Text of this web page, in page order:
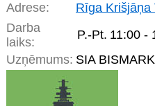
Adrese:
Rīga Krišjāņa
Darba
laiks:
P.-Pt. 11:00 -
Uzņēmums: SIA